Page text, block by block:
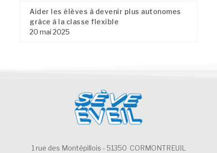
Aider les élèves à devenir plus autonomes
grâce à la classe flexible
20 mai 2025
1 rue des Montépillois - 51350 CORMONTREUIL